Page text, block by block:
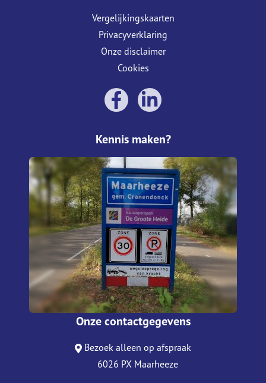
Vergelijkingskaarten
Privacyverklaring
Onze disclaimer
Cookies
Kennis maken?
Onze contactgegevens
Bezoek alleen op afspraak
6026 PX Maarheeze